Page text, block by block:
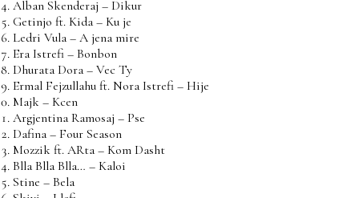
Alban Skenderaj – Dikur
Getinjo ft. Kida – Ku je
Ledri Vula – A jena mire
Era Istrefi – Bonbon
Dhurata Dora – Vec Ty
Ermal Fejzullahu ft. Nora Istrefi – Hije
Majk – Kcen
Argjentina Ramosaj – Pse
Dafina – Four Season
Mozzik ft. ARta – Kom Dasht
Blla Blla Blla… – Kaloi
Stine – Bela